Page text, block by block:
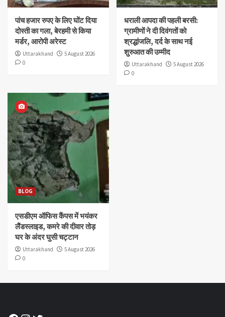
पांच हजार रुपए के लिए घोंट दिया
दोस्ती का गला, बेरहमी से किया
मर्डर, आरोपी अरेस्ट
Uttarakhand
5 August 2026
0
धराली आपदा की पहली बरसी:
ग्रामीणों ने दी दिवंगतों को
श्रद्धांजलि, दर्द के साथ नई
शुरुआत की उम्मीद
Uttarakhand
5 August 2026
0
BLOG
एसडीएम ऑफिस कैंपस में भयंकर
लैंडस्लाइड, कमरे की दीवार तोड़
घर के अंदर घुसी चट्टान
Uttarakhand
5 August 2026
0